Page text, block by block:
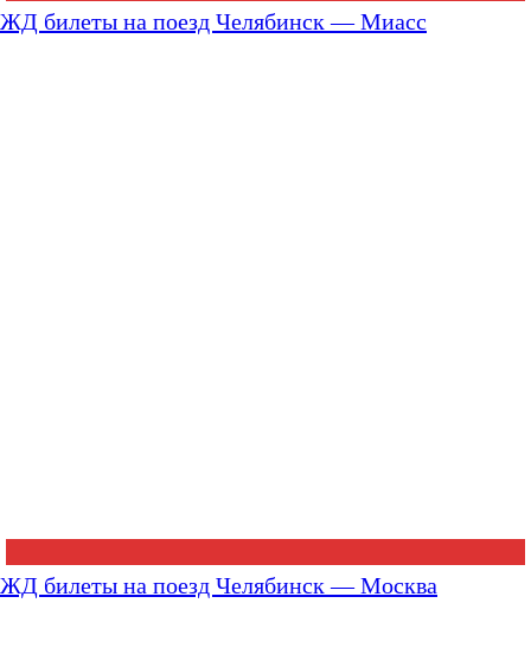
ЖД билеты на поезд Челябинск — Миасс
ЖД билеты на поезд Челябинск — Москва